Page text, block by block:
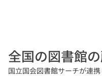
全国の図書館
国立国会図書館サーチが連